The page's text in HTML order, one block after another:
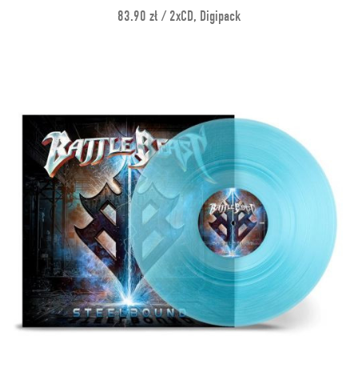
83.90 zł / 2xCD, Digipack